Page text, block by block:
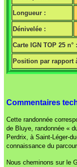
Longueur :
Dénivelée :
Carte IGN TOP 25 n° :
Position par rapport
Commentaires
Cette randonnée
de Bluye, randonnée «
Perdrix, à Saint-Léger-
connaissance du
Nous cheminons sur le